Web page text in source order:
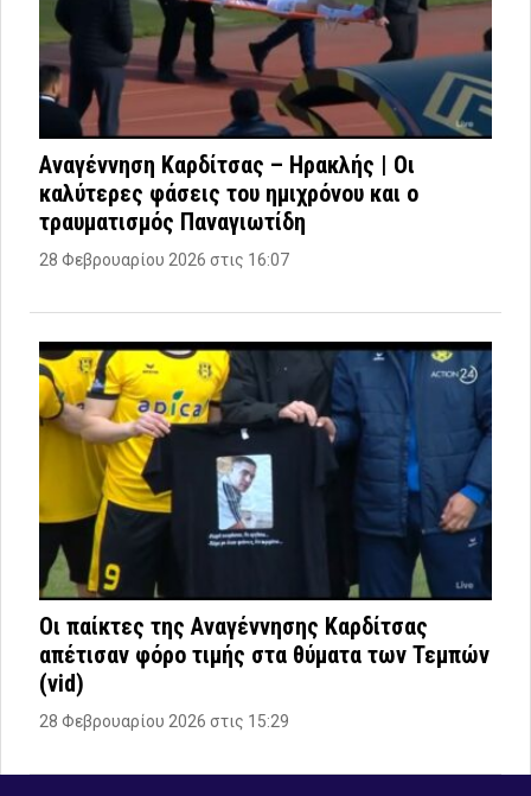
Αναγέννηση Καρδίτσας – Ηρακλής | Οι
καλύτερες φάσεις του ημιχρόνου και ο
τραυματισμός Παναγιωτίδη
28 Φεβρουαρίου 2026 στις 16:07
Οι παίκτες της Αναγέννησης Καρδίτσας
απέτισαν φόρο τιμής στα θύματα των Τεμπών
(vid)
28 Φεβρουαρίου 2026 στις 15:29